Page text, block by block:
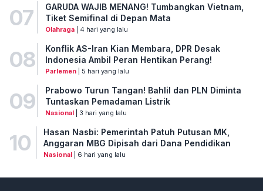
07
GARUDA WAJIB MENANG! Tumbangkan Vietnam,
Tiket Semifinal di Depan Mata
Olahraga| 4 hari yang lalu
08
Konflik AS-Iran Kian Membara, DPR Desak
Indonesia Ambil Peran Hentikan Perang!
Parlemen| 5 hari yang lalu
09
Prabowo Turun Tangan! Bahlil dan PLN Diminta
Tuntaskan Pemadaman Listrik
Nasional| 3 hari yang lalu
10
Hasan Nasbi: Pemerintah Patuh Putusan MK,
Anggaran MBG Dipisah dari Dana Pendidikan
Nasional| 6 hari yang lalu